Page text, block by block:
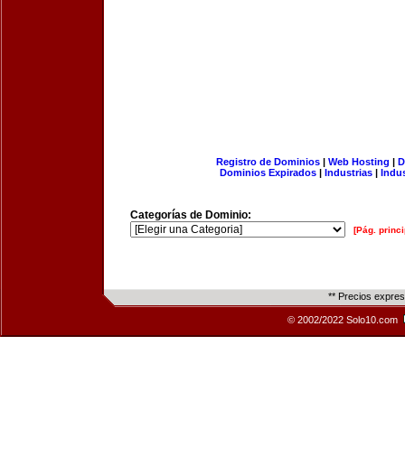
Registro de Dominios| Web Hosting |
Dominios Expirados | Industrias |
Categorías de Dominio:
[Pág.
** Precios
© 2002/2022 Solo10.com